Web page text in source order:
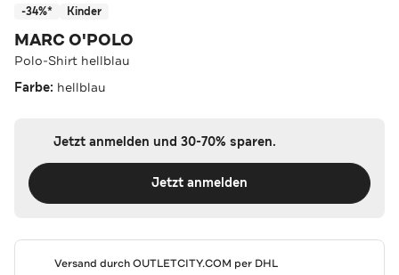
-34%* Kinder
MARC O'POLO
Polo-Shirt hellblau
Farbe: hellblau
Jetzt anmelden und 30-70% sparen.
Jetzt anmelden
Versand durchOUTLETCITY.COM per DHL